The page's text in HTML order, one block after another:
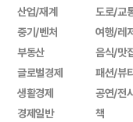
산업/재계
중기/벤처
부동산
글로벌경제
생활경제
경제일반
도로/교
여행/레
음식/맛
패션/뷰
공연/전
책